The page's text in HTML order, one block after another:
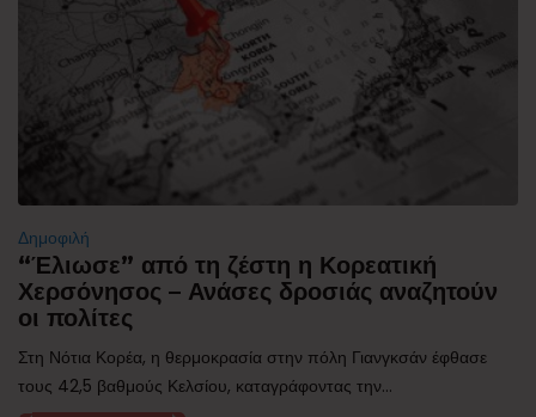
Δημοφιλή
“Έλιωσε” από τη ζέστη η Κορεατική
Χερσόνησος – Ανάσες δροσιάς αναζητούν
οι πολίτες
Στη Νότια Κορέα, η θερμοκρασία στην πόλη Γιανγκσάν έφθασε
τους 42,5 βαθμούς Κελσίου, καταγράφοντας την...